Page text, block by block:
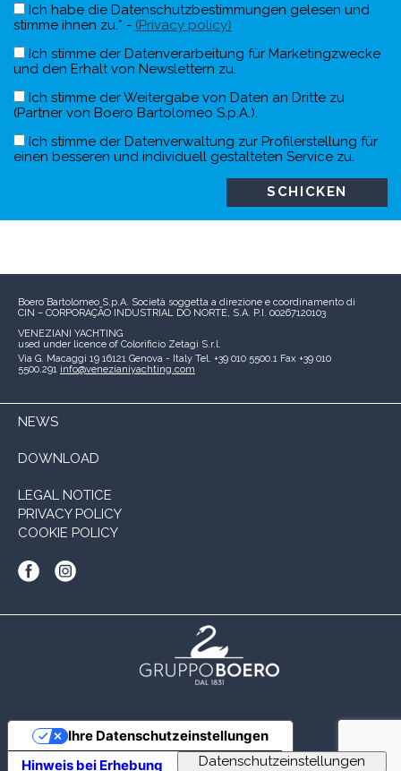
Ich habe die Datenschutzbestimmungen gelesen und
stimme ihnen zu.* - (Privacy policy)
Ich stimme der Datenverarbeitung für Marketingzwecke
und den Erhalt von Newslettern zu.
Ich stimme der Weitergabe von Daten an Dritte zu
(Partner von Boero Bartolomeo S.p.A.).
Ich stimme der Datenverwaltung zur Profilerstellung für
einen besseren und individuell gestalteten Service zu.
Boero Bartolomeo S.p.A. Società soggetta a direzione e coordinamento di
CIN – CORPORAÇÃO INDUSTRIAL DO NORTE, S.A. P.I. 00267120103
VENEZIANI YACHTING
used under licence of Colorificio Zetagi S.r.l.
Via G. Macaggi 19 16121 Genova - Italy Tel. +39 010 5500.1 Fax +39 010
5500.291 info@venezianiyachting.com
NEWS
DOWNLOAD
LEGAL NOTICE
PRIVACY POLICY
COOKIE POLICY
Hinweis bei Erhebung
Ihre Datenschutzeinstellungen